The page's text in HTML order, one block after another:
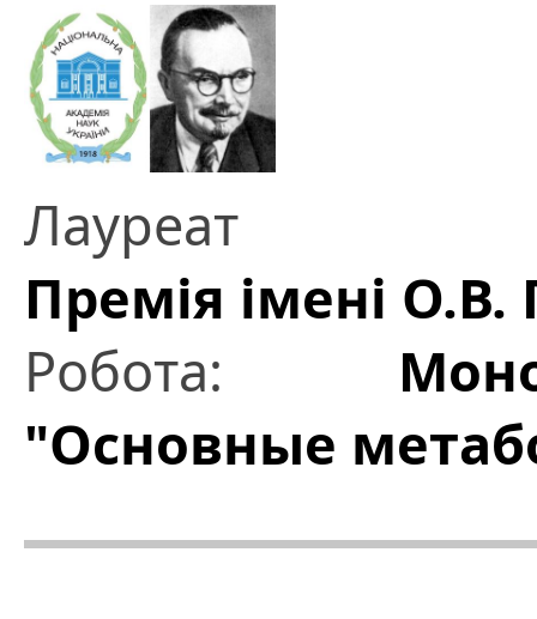
Лауреат
Премія імені О.В.
Робота:
"Основные